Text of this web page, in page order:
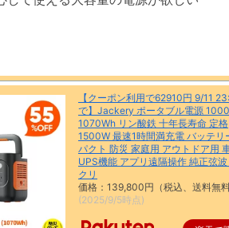
【クーポン利用で62910円 9/11
で】Jackery ポータブル電源
1070Wh リン酸鉄 十年長寿命 定格
1500W 最速1時間満充電 バッテリ
パクト 防災 家庭用 アウトドア用
UPS機能 アプリ遠隔操作 純正弦
クリ
価格：139,800円（税込、送料無
(2025/9/5時点)